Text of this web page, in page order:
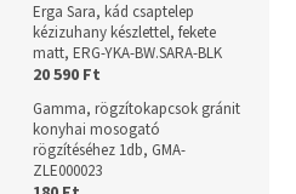
Erga Sara, kád csaptelep
kézizuhany készlettel, fekete
matt, ERG-YKA-BW.SARA-BLK
20 590 Ft
Gamma, rögzítokapcsok gránit
konyhai mosogató
rögzítéséhez 1db, GMA-
ZLE000023